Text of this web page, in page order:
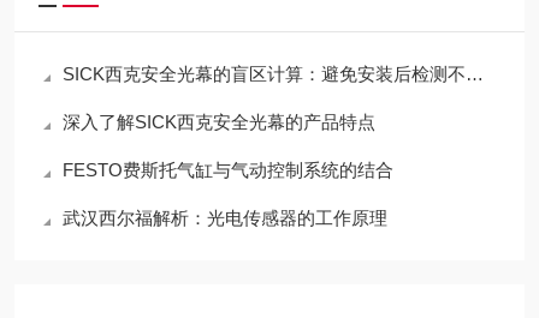
SICK西克安全光幕的盲区计算：避免安装后检测不到手指
深入了解SICK西克安全光幕的产品特点
FESTO费斯托气缸与气动控制系统的结合
武汉西尔福解析：光电传感器的工作原理